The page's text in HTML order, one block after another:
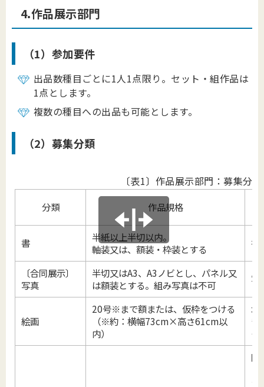
4.作品展示部門
（1）参加要件
出品数種目ごとに1人1点限り。セット・組作品は
1点とします。
複数の種目への出品も可能とします。
（2）募集分類
〔表1〕作品展示部門：募集分類
分類 作品規格
書
半紙以上半切以内。
軸装又は、額装・枠装とする
書
〔合同展示〕
写真
半切又はA3、A3ノビとし、パネル又
は額装とする。組み写真は不可
写
絵画
20号※まで額または、仮枠をつける
（※約：横幅73cm×高さ61cm以
内）
水
ぎ
ー
陶